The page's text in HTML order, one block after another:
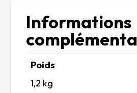
Informations
Poids
1,2 kg